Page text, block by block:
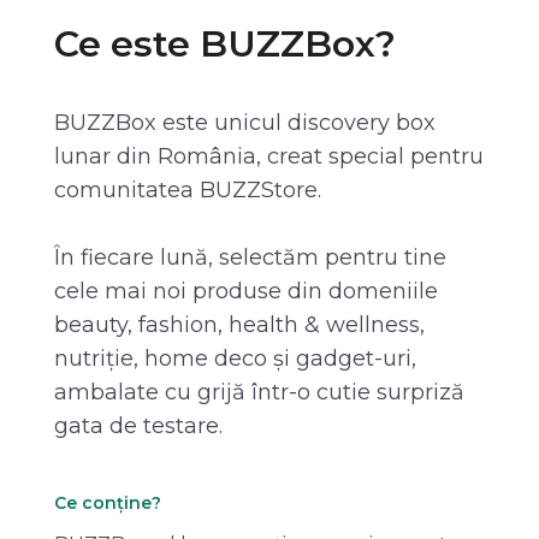
Ce este BUZZBox?
BUZZBox este unicul discovery box
lunar din România, creat special pentru
comunitatea BUZZStore.
În fiecare lună, selectăm pentru tine
cele mai noi produse din domeniile
beauty, fashion, health & wellness,
nutriție, home deco și gadget-uri,
ambalate cu grijă într-o cutie surpriză
gata de testare.
Ce conține?